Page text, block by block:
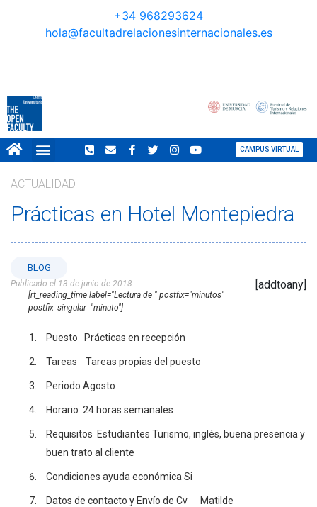
+34 968293624
hola@facultadrelacionesinternacionales.es
CAMPUS VIRTUAL
ACTUALIDAD
Prácticas en Hotel Montepiedra
BLOG
Publicado el 13 de junio de 2018
[rt_reading_time label="Lectura de " postfix="minutos"
postfix_singular="minuto"]
[addtoany]
Puesto Prácticas en recepción
Tareas Tareas propias del puesto
Periodo Agosto
Horario 24 horas semanales
Requisitos Estudiantes Turismo, inglés, buena presencia y
buen trato al cliente
Condiciones ayuda económica Si
Datos de contacto y Envío de Cv Matilde